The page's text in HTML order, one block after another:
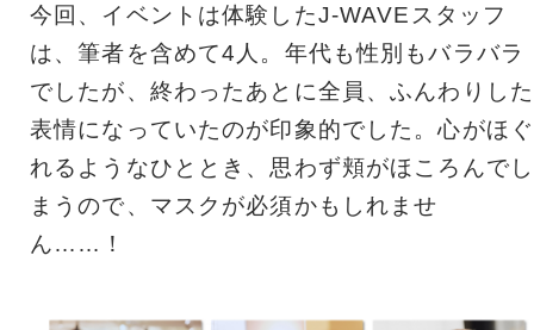
今回、イベントは体験したJ-WAVEスタッフ
は、筆者を含めて4人。年代も性別もバラバラ
でしたが、終わったあとに全員、ふんわりした
表情になっていたのが印象的でした。心がほぐ
れるようなひととき、思わず頬がほころんでし
まうので、マスクが必須かもしれませ
ん……！